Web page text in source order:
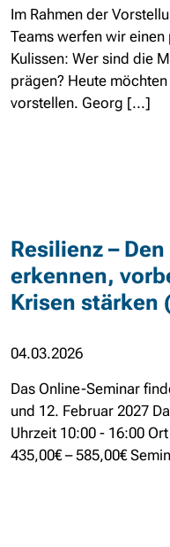
Im Rahmen der
Teams werfen wir
Kulissen: Wer sind die
prägen? Heute
vorstellen. Georg [...]
Resilienz –
erkennen,
Krisen stärken
04.03.2026
Das Online-Seminar
und 12. Februar 2027
Uhrzeit 10:00 - 16:00
435,00€ – 585,00€